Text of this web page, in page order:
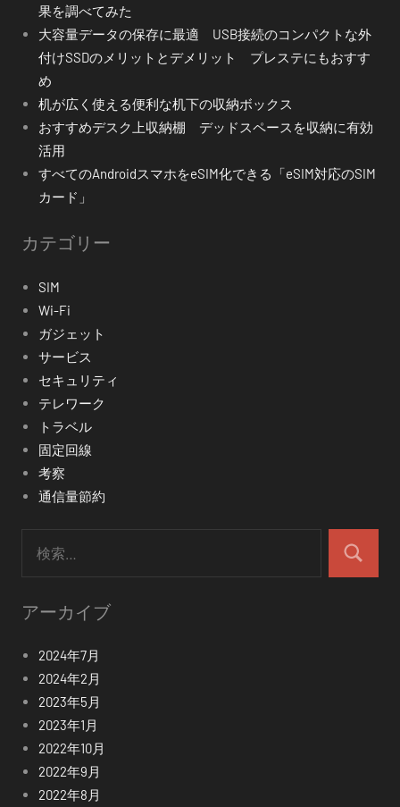
果を調べてみた
大容量データの保存に最適 USB接続のコンパクトな外
付けSSDのメリットとデメリット プレステにもおすす
め
机が広く使える便利な机下の収納ボックス
おすすめデスク上収納棚 デッドスペースを収納に有効
活用
すべてのAndroidスマホをeSIM化できる「eSIM対応のSIM
カード」
カテゴリー
SIM
Wi-Fi
ガジェット
サービス
セキュリティ
テレワーク
トラベル
固定回線
考察
通信量節約
検
アーカイブ
2024年7月
2024年2月
2023年5月
2023年1月
2022年10月
2022年9月
2022年8月